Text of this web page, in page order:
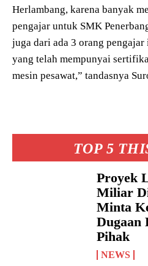
TOP 5
Proyek
Miliar
Minta
Dugaan
Pihak
NEWS
Herlambang, karena banyak
pengajar untuk SMK
juga dari ada 3 orang
yang telah mempunyai
mesin pesawat,” tandasnya